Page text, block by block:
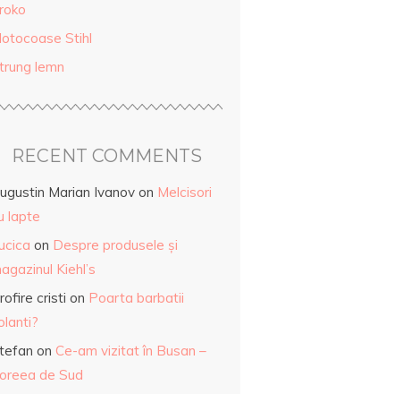
Stihl
lemn
RECENT COMMENTS
Marian Ivanov on Melcisori
lapte
on Despre produsele și
Kiehl’s
cristi on Poarta barbatii
on Ce-am vizitat în Busan –
de Sud